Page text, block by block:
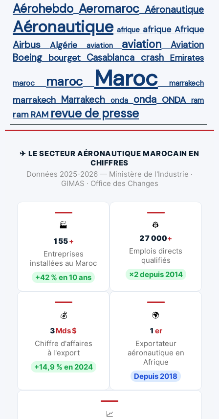
Aérohebdo Aeromaroc Aéronautique
Aéronautique afrique afrique Afrique
Airbus Algérie aviation aviation Aviation
Boeing bourget Casablanca crash Emirates
maroc maroc Maroc marrakech
marrakech Marrakech onda onda ONDA ram
ram RAM revue de presse
✈ LE SECTEUR AÉRONAUTIQUE MAROCAIN EN
CHIFFRES
Données 2025-2026 — Ministère de l'Industrie ·
GIMAS · Office des Changes
🏭
155+
Entreprises
installées au Maroc
+42 % en 10 ans
👷
27 000+
Emplois directs
qualifiés
×2 depuis 2014
💰
3Mds $
Chiffre d'affaires
à l'export
+14,9 % en 2024
🌍
1 er
Exportateur
aéronautique en
Afrique
Depuis 2018
📈